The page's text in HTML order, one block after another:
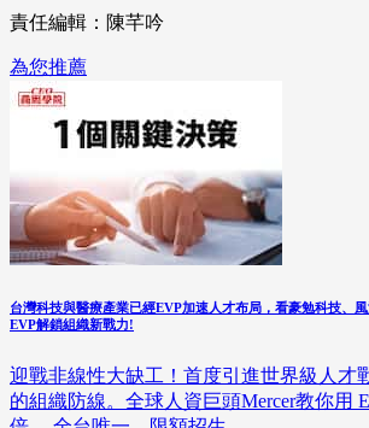
責任編輯：陳芊吟
為您推薦
台灣科技與醫療產業已經EVP加速人才布局，看豪勉科技、
EVP解鎖組織新戰力!
迎戰非線性大缺工！首度引進世界級人才
的組織防線。全球人資巨頭Mercer教你用